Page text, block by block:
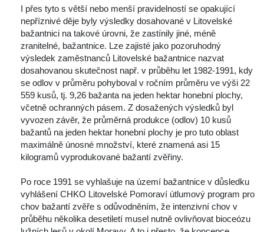
I přes tyto s větší nebo menší pravidelností se opakující
nepříznivé děje byly výsledky dosahované v Litovelské
bažantnici na takové úrovni, že zastínily jiné, méně
zranitelné, bažantnice. Lze zajisté jako pozoruhodný
výsledek zaměstnanců Litovelské bažantnice nazvat
dosahovanou skutečnost např. v průběhu let 1982-1991, kdy
e odlov v průměru pohyboval v ročním průměru ve výši 22
559 kusů, tj. 9,26 bažanta na jeden hektar honební plochy,
včetně ochranných pásem. Z dosažených výsledků byl
vyvozen závěr, že průměrná produkce (odlov) 10 kusů
bažantů na jeden hektar honební plochy je pro tuto oblast
maximálně únosné množství, které znamená asi 15
kilogramů vyprodukované bažantí zvěřiny.
Po roce 1991 se vyhlašuje na území bažantnice v důsledku
vyhlášení CHKO Litovelské Pomoraví útlumový program pro
chov bažantí zvěře s odůvodněním, že intenzivní chov v
průběhu několika desetiletí musel nutně ovlivňovat bioceózu